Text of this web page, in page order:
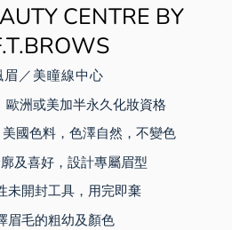
CENTRE BY
眉／美瞳線中心
洲或美加半永久化妝資格
國色料，色澤自然，不變色
及喜好，設計專屬眉型
開封工具，用完即棄
眉毛的粗幼及顏色